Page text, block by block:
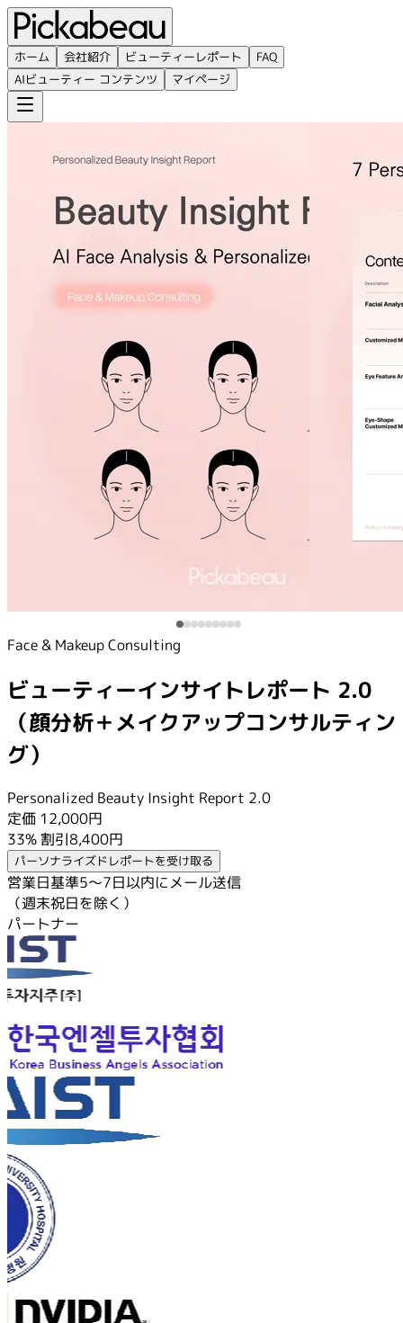
ホーム 会社紹介 ビューティーレポート
FAQ
AIビューティー コンテンツ
マイページ
Face & Makeup Consulting
ビューティーインサイトレポート 2.0
（顔分析＋メイクアップコンサルティン
グ）
Personalized Beauty Insight Report 2.0
定価 12,000円
33% 割引8,400円
パーソナライズドレポートを受け取る
営業日基準5〜7日以内にメール送信
（週末祝日を除く）
パートナー